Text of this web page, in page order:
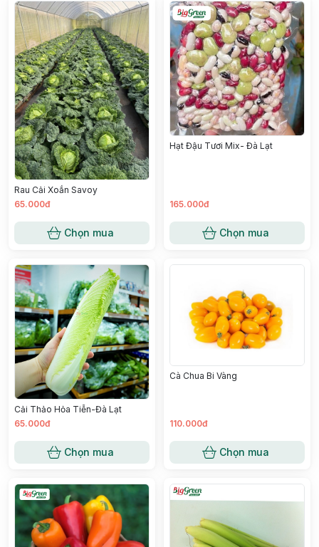
Rau Cải Xoắn Savoy
65.000đ
Chọn mua
Hạt Đậu Tươi Mix- Đà Lạt
165.000đ
Chọn mua
Cải Thảo Hỏa Tiễn-Đà Lạt
65.000đ
Chọn mua
Cà Chua Bi Vàng
110.000đ
Chọn mua